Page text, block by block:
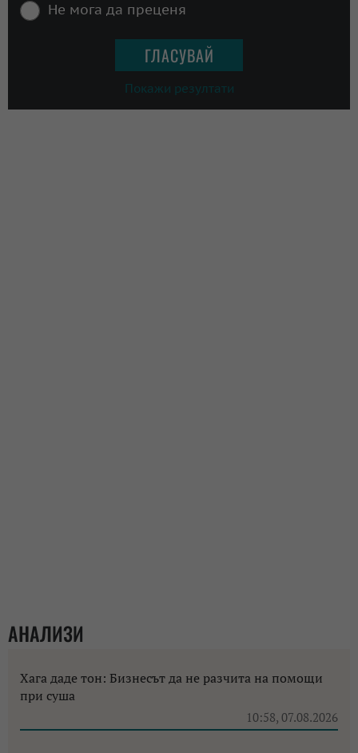
Не мога да преценя
Покажи резултати
АНАЛИЗИ
Хага даде тон: Бизнесът да не разчита на помощи
при суша
10:58, 07.08.2026